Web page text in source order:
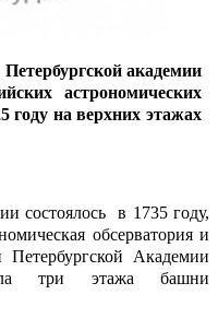
академии
астрономических
году на верхних этажах
состоялось в 1735 году,
обсерватория и
Петербургской Академии
три этажа башни